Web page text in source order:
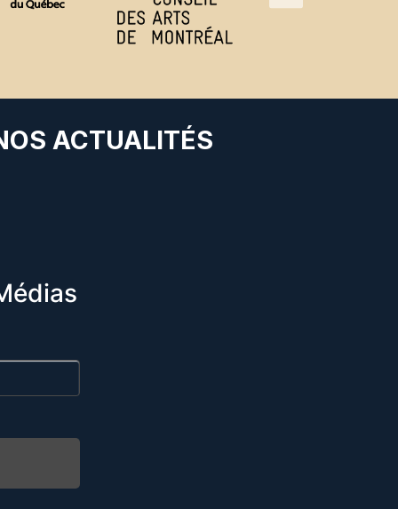
ACTUALITÉS